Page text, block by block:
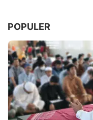
POPULER